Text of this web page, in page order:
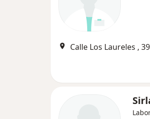
Calle Los Laureles ,